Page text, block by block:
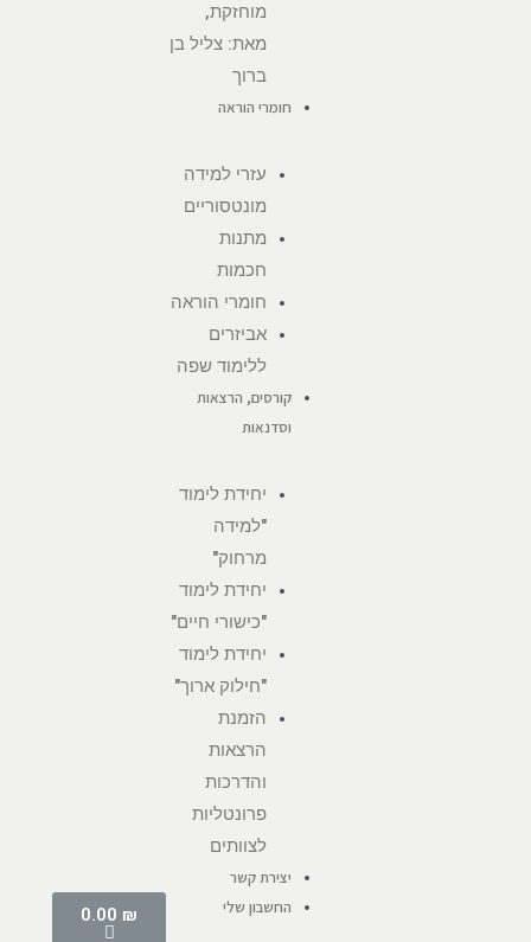
מוחזקת,
מאת: צליל בן
ברוך
חומרי הוראה
עזרי למידה
מונטסוריים
מתנות
חכמות
חומרי הוראה
אביזרים
ללימוד שפה
קורסים, הרצאות
וסדנאות
יחידת לימוד
"למידה
מרחוק"
יחידת לימוד
"כישורי חיים"
יחידת לימוד
"חילוק ארוך"
הזמנת
הרצאות
והדרכות
פרונטליות
לצוותים
יצירת קשר
החשבון שלי
0.00 ₪